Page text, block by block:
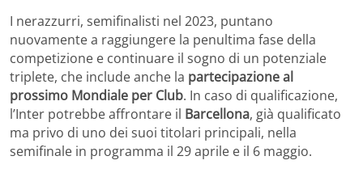
I nerazzurri, semifinalisti nel 2023, puntano
nuovamente a raggiungere la penultima fase della
competizione e continuare il sogno di un potenziale
triplete, che include anche la partecipazione al
prossimo Mondiale per Club. In caso di qualificazione,
l’Inter potrebbe affrontare il Barcellona, già qualificato
ma privo di uno dei suoi titolari principali, nella
semifinale in programma il 29 aprile e il 6 maggio.